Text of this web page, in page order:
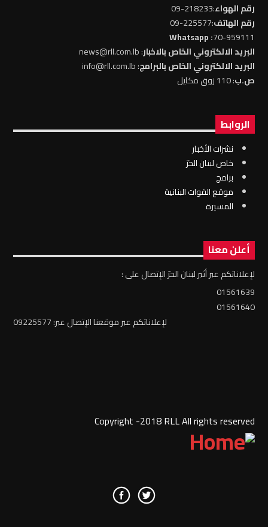
رقم الهواء:218233-09
رقم الهاتف:225577-09
70-959111
: Whatsapp
البريد الالكتروني الخاص بالاخبار: news@rll.com.lb
البريد الالكتروني الخاص بالبرامج: info@rll.com.lb
ص.ب: 110 زوق مكايل
الروابط
نشرات الأخبار
خاص لبنان الحرّ
برامج
موقع القوات البنانية
المسيرة
أعلن معنا
لإعلاناتكم عبر أثير لبنان الحرّ الإتصال على :
01561639
01561640
لإعلاناتكم عبر موقعنا الإتصال عبر: 09225577
Copyright -2018 RLL All rights reserved